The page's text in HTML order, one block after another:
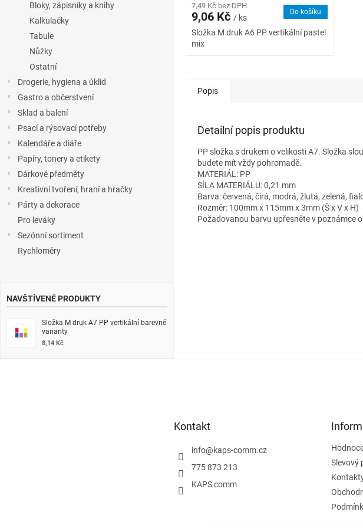
Bloky, zápisníky a knihy
Kalkulačky
Tabule
Nůžky
Ostatní
Drogerie, hygiena a úklid
Gastro a občerstvení
Sklad a balení
Psací a rýsovací potřeby
Kalendáře a diáře
Papíry, tonery a etikety
Dárkové předměty
Kreativní tvoření, hraní a hračky
Párty a dekorace
Pro leváky
Sezónní sortiment
Rychloměry
NAVŠTÍVENÉ PRODUKTY
Složka M druk A7 PP vertikální barevné
varianty
8,14 Kč
7,49 Kč bez DPH
9,06 Kč / ks
Do košíku
Složka M druk A6 PP vertikální pastel
mix
Popis
Detailní popis produktu
PP složka s drukem o velikosti A7. Složka
budete mít vždy pohromadě.
MATERIÁL: PP
SÍLA MATERIÁLU: 0,21 mm
Barva: červená, čirá, modrá, žlutá, zelená,
Rozměr: 100mm x 115mm x 3mm (Š x V x H)
Požadovanou barvu upřesněte v poznámce
Kontakt
info@kaps-comm.cz
775 873 213
KAPS comm
Slevový